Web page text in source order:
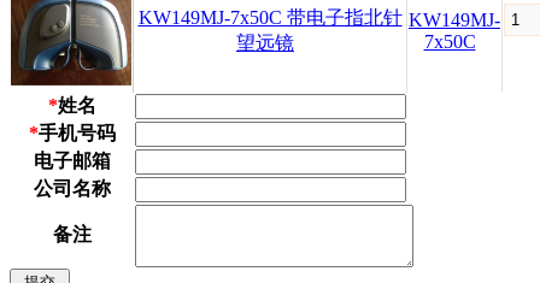
KW149MJ-7x50C 带电子指北针
望远镜
KW149MJ-
7x50C
*姓名
*手机号码
电子邮箱
公司名称
备注